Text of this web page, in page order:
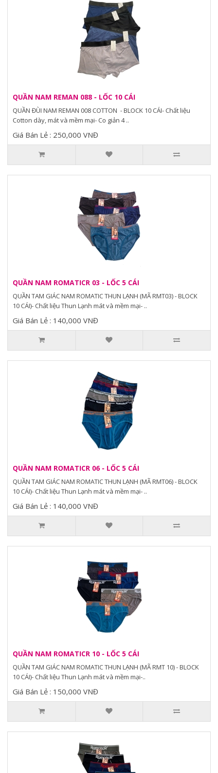
QUẦN NAM REMAN 088 - LỐC 10 CÁI
QUẦN ĐÙI NAM REMAN 008 COTTON - BLOCK 10 CÁI- Chất liệu
Cotton dày, mát và mềm mại- Co giản 4 ..
Giá Bán Lẻ : 250,000 VNĐ
QUẦN NAM ROMATICR 03 - LỐC 5 CÁI
QUẦN TAM GIÁC NAM ROMATIC THUN LẠNH (MÃ RMT03) - BLOCK
10 CÁI)- Chất liệu Thun Lạnh mát và mềm mại- ..
Giá Bán Lẻ : 140,000 VNĐ
QUẦN NAM ROMATICR 06 - LỐC 5 CÁI
QUẦN TAM GIÁC NAM ROMATIC THUN LẠNH (MÃ RMT06) - BLOCK
10 CÁI)- Chất liệu Thun Lạnh mát và mềm mại- ..
Giá Bán Lẻ : 140,000 VNĐ
QUẦN NAM ROMATICR 10 - LỐC 5 CÁI
QUẦN TAM GIÁC NAM ROMATIC THUN LẠNH (MÃ RMT 10) - BLOCK
10 CÁI)- Chất liệu Thun Lạnh mát và mềm mại-..
Giá Bán Lẻ : 150,000 VNĐ